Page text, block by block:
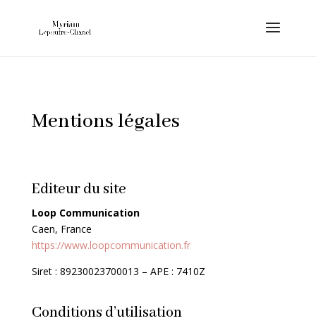
Mentions légales
Editeur du site
Loop Communication
Caen, France
https://www.loopcommunication.fr
Siret : 89230023700013 – APE : 7410Z
Conditions d’utilisation